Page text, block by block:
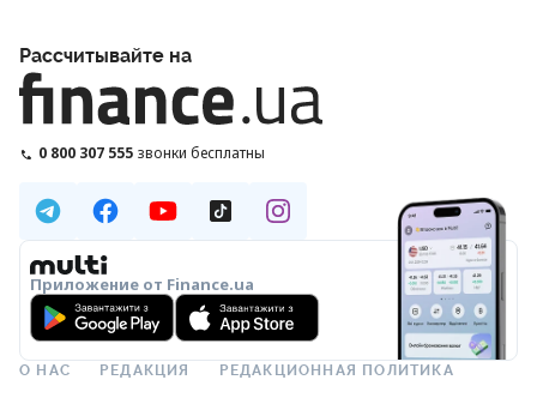
Рассчитывайте на
0 800 307 555 звонки бесплатны
Приложение от Finance.ua
О НАС РЕДАКЦИЯ РЕДАКЦИОННАЯ ПОЛИТИКА